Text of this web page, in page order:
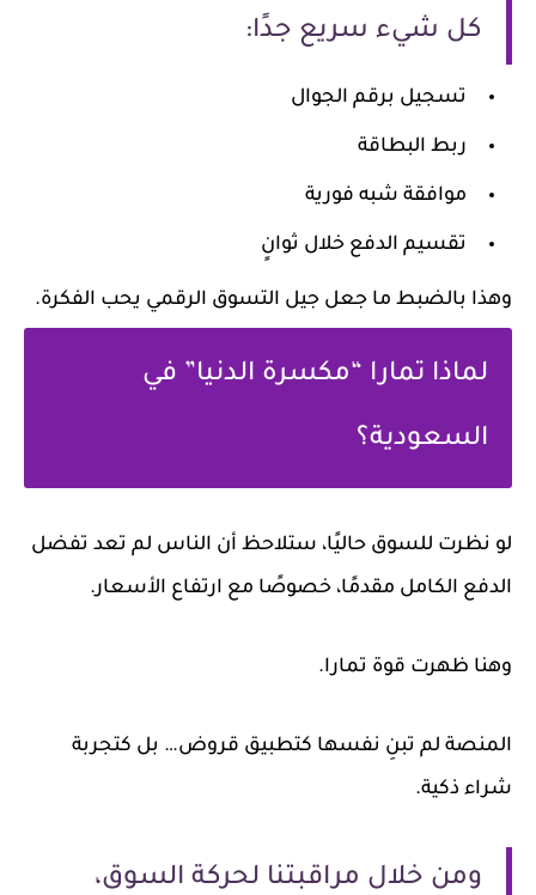
كل شيء سريع جدًا:
تسجيل برقم الجوال
ربط البطاقة
موافقة شبه فورية
تقسيم الدفع خلال ثوانٍ
وهذا بالضبط ما جعل جيل التسوق الرقمي يحب الفكرة.
لماذا تمارا “مكسرة الدنيا” في
السعودية؟
لو نظرت للسوق حاليًا، ستلاحظ أن الناس لم تعد تفضل
الدفع الكامل مقدمًا، خصوصًا مع ارتفاع الأسعار.
وهنا ظهرت قوة تمارا.
المنصة لم تبنِ نفسها كتطبيق قروض… بل كتجربة
شراء ذكية.
ومن خلال مراقبتنا لحركة السوق،